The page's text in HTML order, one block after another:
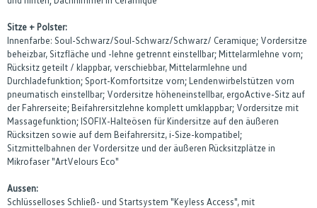
Sitze + Polster:
Innenfarbe: Soul-Schwarz/Soul-Schwarz/Schwarz/ Ceramique; Vordersitze
beheizbar, Sitzfläche und -lehne getrennt einstellbar; Mittelarmlehne vorn;
Rücksitz geteilt / klappbar, verschiebbar, Mittelarmlehne und
Durchladefunktion; Sport-Komfortsitze vorn; Lendenwirbelstützen vorn
pneumatisch einstellbar; Vordersitze höheneinstellbar, ergoActive-Sitz auf
der Fahrerseite; Beifahrersitzlehne komplett umklappbar; Vordersitze mit
Massagefunktion; ISOFIX-Halteösen für Kindersitze auf den äußeren
Rücksitzen sowie auf dem Beifahrersitz, i-Size-kompatibel;
Sitzmittelbahnen der Vordersitze und der äußeren Rücksitzplätze in
Mikrofaser "ArtVelours Eco"
Aussen:
Schlüsselloses Schließ- und Startsystem "Keyless Access", mit